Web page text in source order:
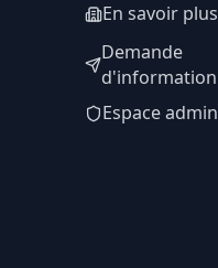
En savoir plus
Demande
d'information
Espace admin